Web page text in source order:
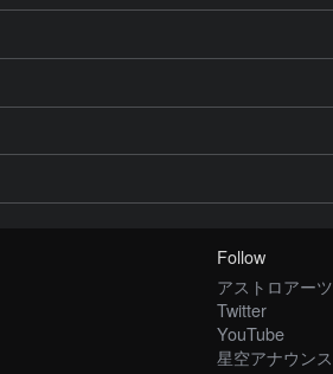
Follow
アストロアーツ
Twitter
YouTube
星空アナウンス